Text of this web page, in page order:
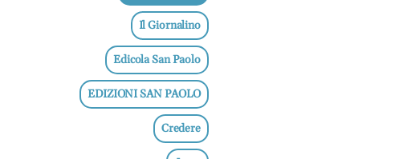
Il Giornalino
Edicola San Paolo
EDIZIONI SAN PAOLO
Credere